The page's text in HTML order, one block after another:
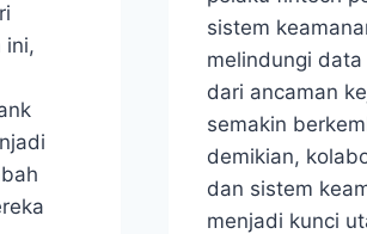
ini,
sistem
melindungi
dari ancaman
semakin
demikian,
dan sistem
menjadi kunci